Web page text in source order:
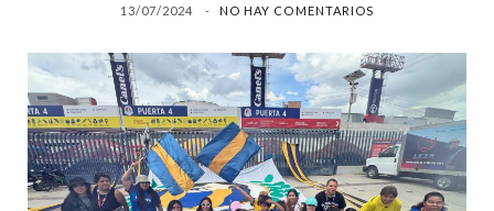
13/07/2024 NO HAY COMENTARIOS